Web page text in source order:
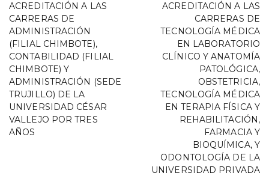
ACREDITACIÓN A LAS
CARRERAS DE
ADMINISTRACIÓN
(FILIAL CHIMBOTE),
CONTABILIDAD (FILIAL
CHIMBOTE) Y
ADMINISTRACIÓN (SEDE
TRUJILLO) DE LA
UNIVERSIDAD CÉSAR
VALLEJO POR TRES
AÑOS
ACREDITACIÓN A LAS
CARRERAS DE
TECNOLOGÍA MÉDICA
EN LABORATORIO
CLÍNICO Y ANATOMÍA
PATOLÓGICA,
OBSTETRICIA,
TECNOLOGÍA MÉDICA
EN TERAPIA FÍSICA Y
REHABILITACIÓN,
FARMACIA Y
BIOQUÍMICA, Y
ODONTOLOGÍA DE LA
UNIVERSIDAD PRIVADA